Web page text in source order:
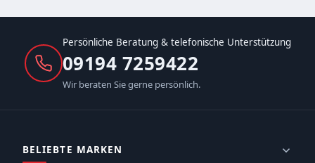
Persönliche Beratung & telefonische Unterstützung
09194 7259422
Wir beraten Sie gerne persönlich.
BELIEBTE MARKEN